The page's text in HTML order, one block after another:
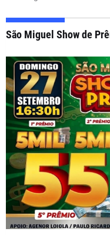
São Miguel Show de